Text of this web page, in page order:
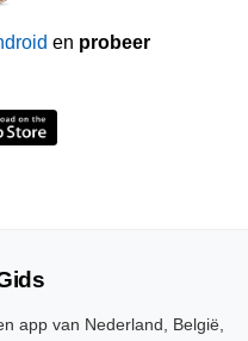
en probeer
app van Nederland, België,